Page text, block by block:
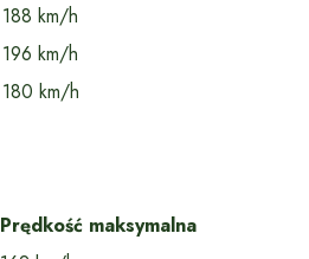
188 km/h
196 km/h
180 km/h
Prędkość maksymalna